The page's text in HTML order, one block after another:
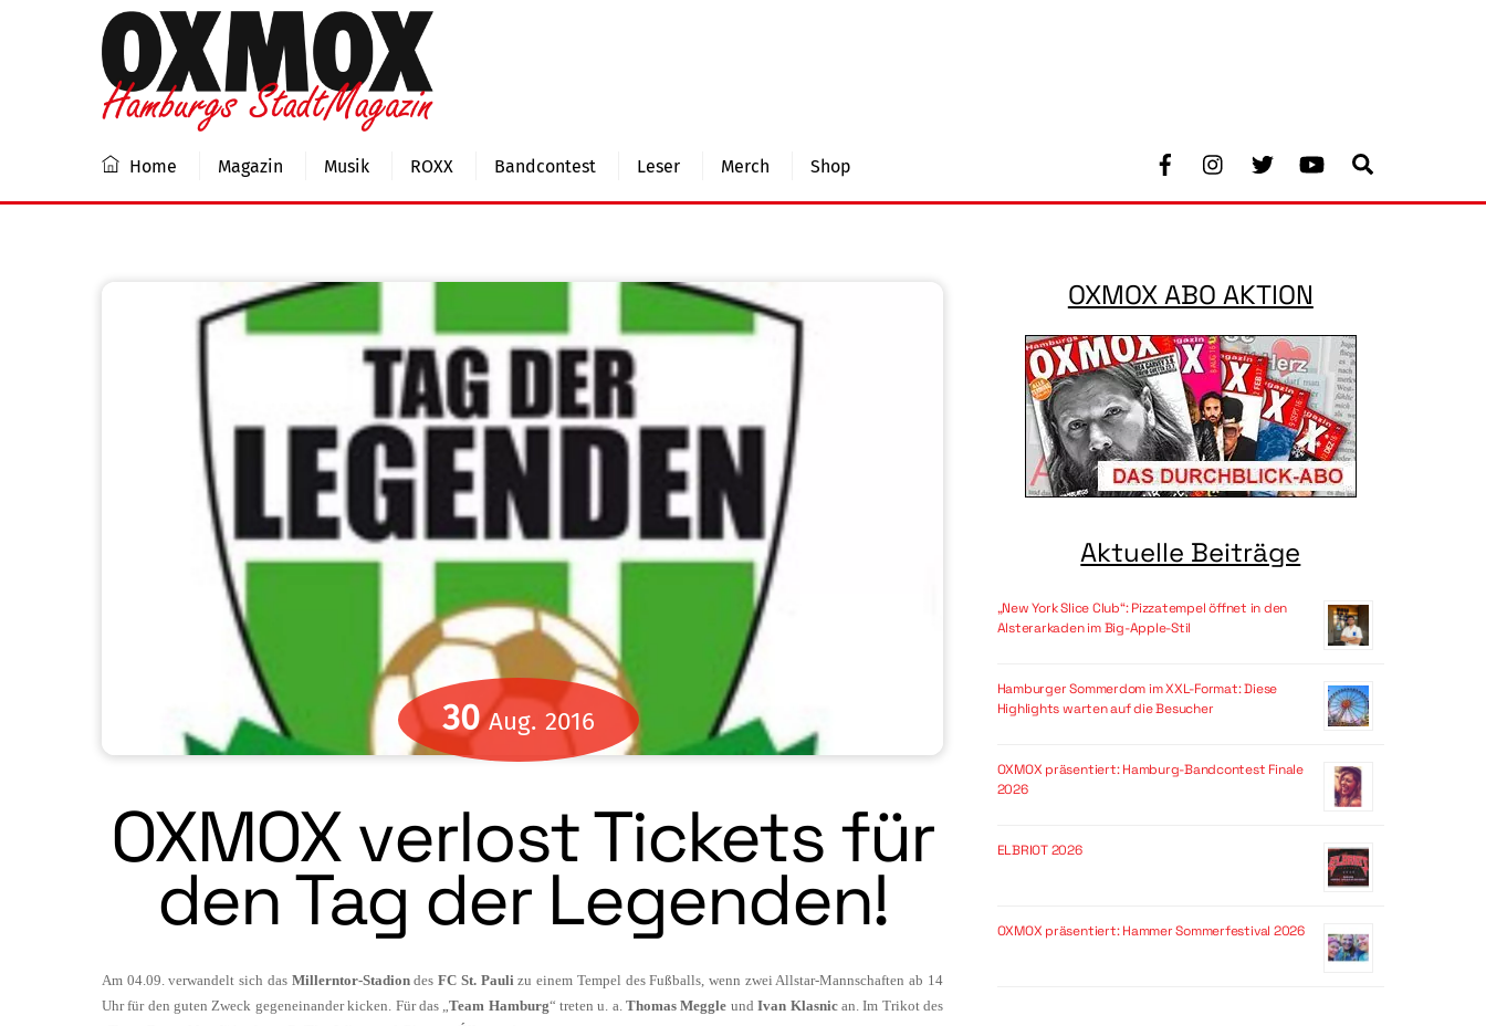
Facebook Youtube
Home Magazin Musik ROXX Bandcontest Leser Merch Shop
30 Aug. 2016
OXMOX verlost Tickets für
den Tag der Legenden!
Am 04.09. verwandelt sich das Millerntor-StadiondesFC St. Paulizu einem Tempel des Fußballs, wenn zwei Allstar-Mannschaf­ten ab 14
Uhr für den guten Zweck gegenein­ander kicken. Für das „Team Hamburg“ tre­ten u. a.Thomas Meggle undIvan Klasnic an. Im Trikot des
OXMOX ABO AKTION
Aktuelle Beiträge
„New York Slice Club“: Pizzatempel öffnet in den
Alsterarkaden im Big-Apple-Stil
Hamburger Sommerdom im XXL-Format: Diese
Highlights warten auf die Besucher
OXMOX präsentiert: Hamburg-Bandcontest Finale
2026
ELBRIOT 2026
OXMOX präsentiert: Hammer Sommerfestival 2026